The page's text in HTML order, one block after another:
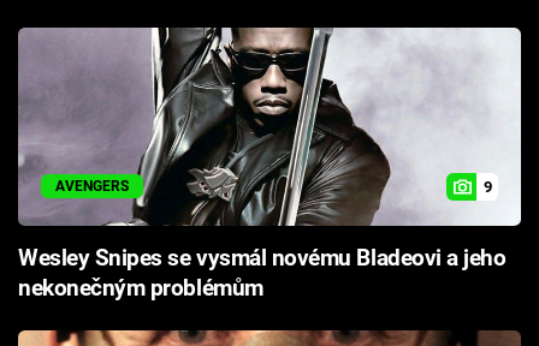
AVENGERS 9
Wesley Snipes se vysmál novému Bladeovi a jeho
nekonečným problémům